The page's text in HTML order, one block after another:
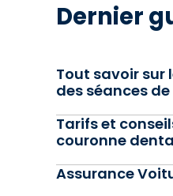
Dernier
Tout savoir sur
des séances
Tarifs et
couronne
Assurance